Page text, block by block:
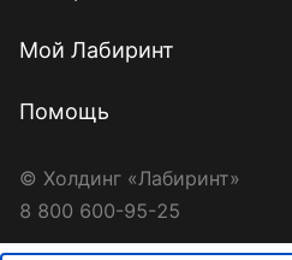
Мой Лабиринт
Помощь
© Холдинг «Лабиринт»
8 800 600-95-25